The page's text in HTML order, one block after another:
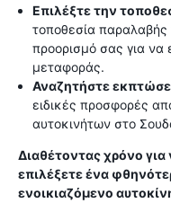
Επιλέξτε την
τοποθεσία παραλαβής
προορισμό σας για να
μεταφοράς.
Αναζητήστε
ειδικές προσφορές
αυτοκινήτων στο
Διαθέτοντας χρόνο για
επιλέξετε ένα
ενοικιαζόμενο